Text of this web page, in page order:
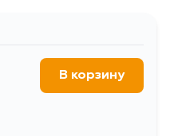
В корзину